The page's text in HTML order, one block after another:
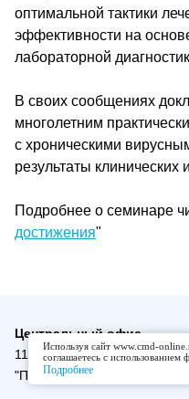
оптимальной тактики
эффективности на
лабораторной
В своих сообщениях
многолетним
с хроническими
результаты клинических
Подробнее о семинаре
достижения"
Центральный офис
111123, Россия, Москва, ул.
"Перово", "Шоссе
Используя сайт www.cmd-
соглашаетесь с использованием
Подробнее